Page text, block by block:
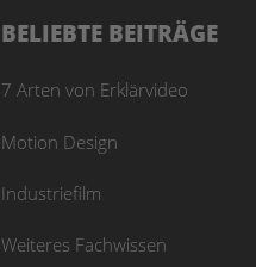
BELIEBTE BEITRÄGE
7 Arten von Erklärvideo
Motion Design
Industriefilm
Weiteres Fachwissen